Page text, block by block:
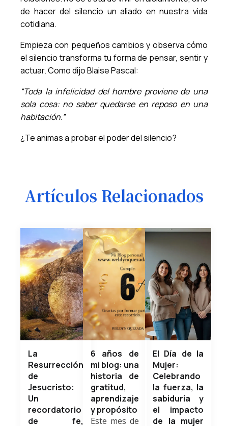
de hacer del silencio un aliado en nuestra vida
cotidiana.
Empieza con pequeños cambios y observa cómo
el silencio transforma tu forma de pensar, sentir y
actuar. Como dijo Blaise Pascal:
“Toda la infelicidad del hombre proviene de una
sola cosa: no saber quedarse en reposo en una
habitación.”
¿Te animas a probar el poder del silencio?
Artículos Relacionados
La
Resurrección
de
Jesucristo:
Un
recordatorio
de fe,
6 años de
mi blog: una
historia de
gratitud,
aprendizaje
y propósito
Este mes de
El Día de la
Mujer:
Celebrando
la fuerza, la
sabiduría y
el impacto
de la mujer